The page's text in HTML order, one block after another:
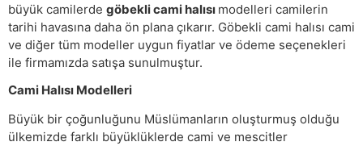
büyük camilerde göbekli cami halısı modelleri camilerin
tarihi havasına daha ön plana çıkarır. Göbekli cami halısı cami
ve diğer tüm modeller uygun fiyatlar ve ödeme seçenekleri
ile firmamızda satışa sunulmuştur.
Cami Halısı Modelleri
Büyük bir çoğunluğunu Müslümanların oluşturmuş olduğu
ülkemizde farklı büyüklüklerde cami ve mescitler